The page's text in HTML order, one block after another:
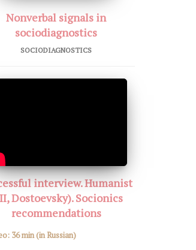
Nonverbal signals in
sociodiagnostics
SOCIODIAGNOSTICS
interview. Humanist
Dostoevsky). Socionics
recommendations
36 min(in Russian)